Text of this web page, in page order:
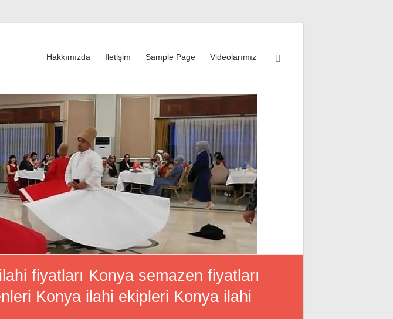
Hakkımızda İletişim Sample Page Videolarımız
fiyatları Konya semazen fiyatları
Konya ilahi ekipleri Konya ilahi